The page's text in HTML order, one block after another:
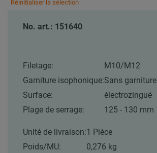
Réinitialiser la sélection
No. art.: 151640
Filetage:
M10/M12
Garniture isophonique:Sans garniture
Surface:
électrozingué
Plage de serrage:
125 - 130 mm
Unité de livraison:1 Pièce
Poids/MU:
0,276 kg